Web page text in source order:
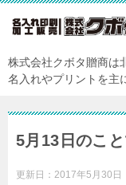
株式会社クボタ贈商は
名入れやプリントを主
5月13日のこと
更新日： 2017年5月30日